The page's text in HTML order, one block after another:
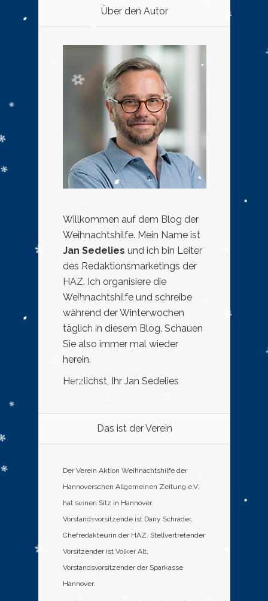
Über den Autor
Willkommen auf dem Blog der
Weihnachtshilfe. Mein Name ist
Jan Sedelies und ich bin Leiter
des Redaktionsmarketings der
HAZ. Ich organisiere die
Weihnachtshilfe und schreibe
während der Winterwochen
täglich in diesem Blog. Schauen
Sie also immer mal wieder
herein.
Herzlichst, Ihr Jan Sedelies
Das ist der Verein
Der Verein Aktion Weihnachtshilfe der
Hannoverschen Allgemeinen Zeitung e.V.
hat seinen Sitz in Hannover.
Vorstandsvorsitzende ist Dany Schrader,
Chefredakteurin der HAZ. Stellvertretender
Vorsitzender ist Volker Alt,
Vorstandsvorsitzender der Sparkasse
Hannover.